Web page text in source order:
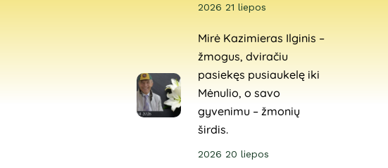
2026 21 liepos
Mirė Kazimieras Ilginis –
žmogus, dviračiu
pasiekęs pusiaukelę iki
Mėnulio, o savo
gyvenimu – žmonių
širdis.
2026 20 liepos